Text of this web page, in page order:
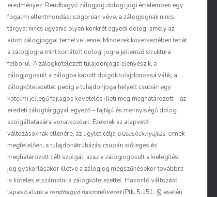
eredményez. Rendhagyó zálogjog dologi jogi értelemben egy
fogalmi ellentmondás: szigorúan véve, a zálogjognak nincs
tárgya; nincs ugyanis olyan konkrét egyedi dolog, amely az
adott zálogjoggal terhelve lenne. Mindezek következtében tehát
a zálogjogra mint korlátolt dologi jogra jellemző struktúra
felborul. A zálogkötelezett tulajdonjoga elenyészik, a
zálogjogosult a zálogba kapott dolgok tulajdonossá válik, a
zálogkötelezettet pedig a tulajdonjoga helyett csupán egy
kötelmi jellegű fajlagos követelés illeti meg meghatározott – az
eredeti zálogtárggyal egyező – fajtájú és mennyiségű dolog
szolgáltatására vonatkozóan. Ezeknek az alapvető
változásoknak ellenére, az ügylet célja biztosítéknyújtás, ennek
megfelelően, a tulajdonátruházás csupán időleges és
meghatározott célt szolgál, azaz a zálogjogosult a kielégítési
jog gyakorlásakor illetve a zálogjog megszűnésekor továbbra
is köteles elszámolni a zálogkötelezettel. Hasonló változást
tapasztalunk a rendhagyó haszonélvezet(Ptk. 5:151. §) esetén